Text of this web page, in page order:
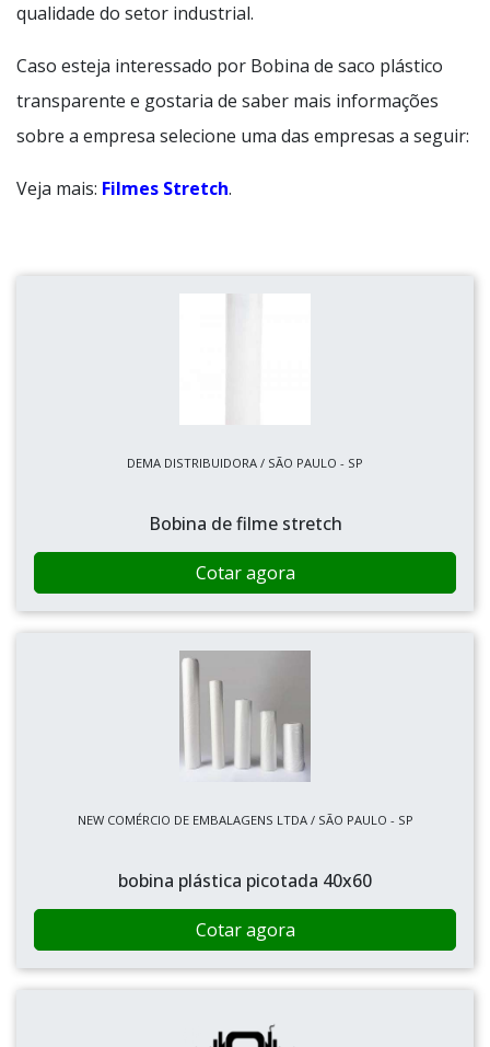
qualidade do setor industrial.
Caso esteja interessado por Bobina de saco plástico
transparente e gostaria de saber mais informações
sobre a empresa selecione uma das empresas a seguir:
Veja mais: Filmes Stretch.
DEMA DISTRIBUIDORA / SÃO PAULO - SP
Bobina de filme stretch
Cotar agora
NEW COMÉRCIO DE EMBALAGENS LTDA / SÃO PAULO - SP
bobina plástica picotada 40x60
Cotar agora